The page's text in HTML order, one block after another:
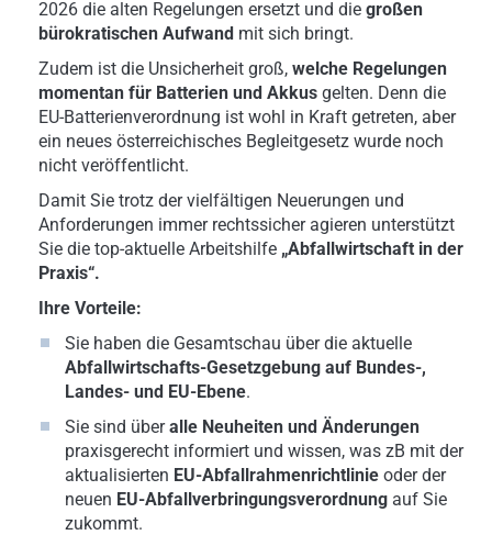
2026 die alten Regelungen ersetzt und die großen
bürokratischen Aufwand mit sich bringt.
Zudem ist die Unsicherheit groß, welche Regelungen
momentan für Batterien und Akkus gelten. Denn die
EU-Batterienverordnung ist wohl in Kraft getreten, aber
ein neues österreichisches Begleitgesetz wurde noch
nicht veröffentlicht.
Damit Sie trotz der vielfältigen Neuerungen und
Anforderungen immer rechtssicher agieren unterstützt
Sie die top-aktuelle Arbeitshilfe „Abfallwirtschaft in der
Praxis“.
Ihre Vorteile:
Sie haben die Gesamtschau über die aktuelle
Abfallwirtschafts-Gesetzgebung auf Bundes-,
Landes- und EU-Ebene.
Sie sind überalle Neuheiten und Änderungen
praxisgerecht informiert und wissen, was zB mit der
aktualisierten EU-Abfallrahmenrichtlinie oder der
neuen EU-Abfallverbringungsverordnung auf Sie
zukommt.